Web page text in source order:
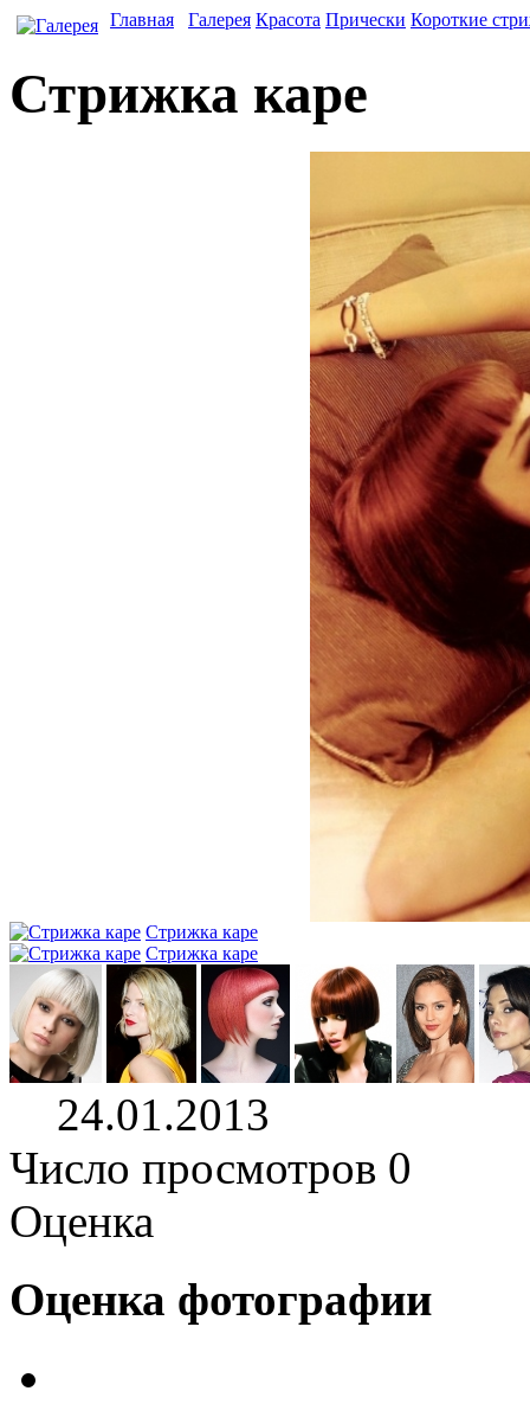
Главная Галерея Красота Прически Короткие
Стрижка каре
Стрижка каре
Стрижка каре
24.01.2013
Число просмотров 0
Оценка
Оценка фотографии